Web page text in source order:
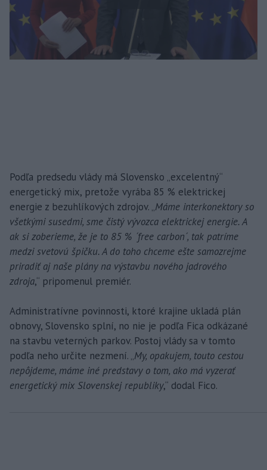
Podľa predsedu vlády má Slovensko „excelentný“
energetický mix, pretože vyrába 85 % elektrickej
energie z bezuhlíkových zdrojov. „Máme interkonektory so
všetkými susedmi, sme čistý vývozca elektrickej energie. A
ak si zoberieme, že je to 85 % ´free carbon´, tak patríme
medzi svetovú špičku. A do toho chceme ešte samozrejme
priradiť aj naše plány na výstavbu nového jadrového
zdroja,“ pripomenul premiér.
Administratívne povinnosti, ktoré krajine ukladá plán
obnovy, Slovensko splní, no nie je podľa Fica odkázané
na stavbu veterných parkov. Postoj vlády sa v tomto
podľa neho určite nezmení. „My, opakujem, touto cestou
nepôjdeme, máme iné predstavy o tom, ako má vyzerať
energetický mix Slovenskej republiky,“ dodal Fico.